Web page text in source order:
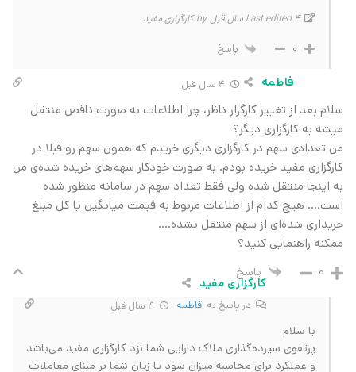
Last edited 4 سال قبل by کارگزاری مفید
0 پاسخ
فاطمه
سلام بعد از تغییر کارگزار ناظر، چرا اطلاعات به صورت ناقص منتقل
میشه به کارگزاری دیگر؟
من تعدادی سهم در کارگزاری دیگری خریدم که همون سهم رو قبلا در
کارگزاری مفید خریده بودم. به صورت خودکار سهم‌های خریده شده‌ی من
به اینجا منتقل شده ولی فقط تعداد سهم در سامانه منظور شده
است…. هیچ کدام از اطلاعات مربوط به قیمت میانگین یا کل مبلغ
خریداری شده‌‌ای از سهم منتقل نشده….
ممکنه راهنمایی کنید؟
0 پاسخ
کارگزاری مفید
در پاسخ به فاطمه
با سلام
پرتفوی سپرده‌گذاری ملاک دارایی شما نزد کارگزاری مفید می‌باشد
و عملکرد برای محاسبه میزان سود یا زیان شما بر مبنای معاملات